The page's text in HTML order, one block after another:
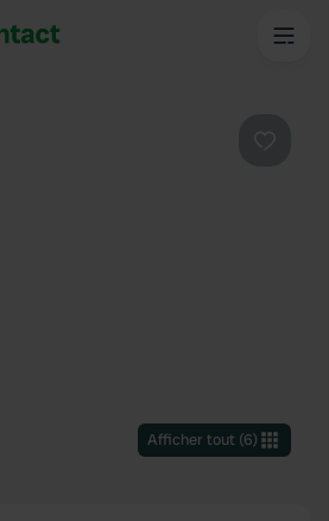
Afficher tout(6)